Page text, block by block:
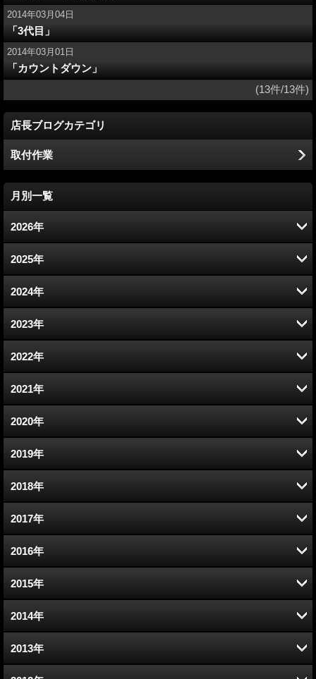
2014年03月04日
「3代目」
2014年03月01日
「カウントダウン」
(13件/13件)
店長ブログカテゴリ
取付作業
月別一覧
2026年
8月 (3)
7月 (14)
6月 (12)
5月 (13)
4月 (12)
3月 (13)
2月 (12)
1月 (12)
2025年
12月 (12)
11月 (11)
10月 (13)
9月 (13)
8月 (11)
7月 (14)
6月 (12)
5月 (11)
4月 (13)
3月 (12)
2月 (11)
1月 (12)
2024年
12月 (12)
11月 (12)
10月 (14)
9月 (12)
8月 (15)
7月 (12)
6月 (12)
5月 (2)
4月 (11)
3月 (13)
2月 (13)
2023年
12月 (12)
11月 (11)
10月 (13)
9月 (14)
8月 (13)
7月 (13)
6月 (13)
5月 (12)
4月 (12)
3月 (13)
2022年
12月 (12)
11月 (13)
10月 (13)
9月 (13)
8月 (11)
7月 (13)
6月 (13)
5月 (13)
4月 (12)
2021年
12月 (11)
11月 (12)
10月 (13)
9月 (12)
8月 (12)
7月 (14)
6月 (13)
5月 (13)
2020年
12月 (13)
11月 (10)
10月 (13)
9月 (13)
8月 (10)
7月 (13)
6月 (13)
2019年
12月 (12)
11月 (13)
10月 (14)
9月 (17)
8月 (12)
7月 (13)
2018年
12月 (13)
11月 (12)
10月 (13)
9月 (13)
8月 (13)
2017年
12月 (11)
11月 (12)
10月 (13)
9月 (14)
2016年
12月 (8)
11月 (9)
10月 (9)
2015年
12月 (9)
11月 (8)
2014年
12月 (11)
2013年